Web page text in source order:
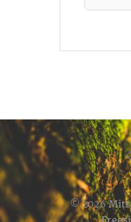
© 2026